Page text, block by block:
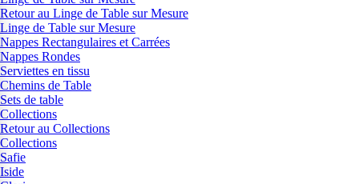
Retour au Linge de Table sur Mesure
Linge de Table sur Mesure
Nappes Rectangulaires et Carrées
Nappes Rondes
Serviettes en tissu
Chemins de Table
Sets de table
Collections
Retour au Collections
Collections
Safie
Iside